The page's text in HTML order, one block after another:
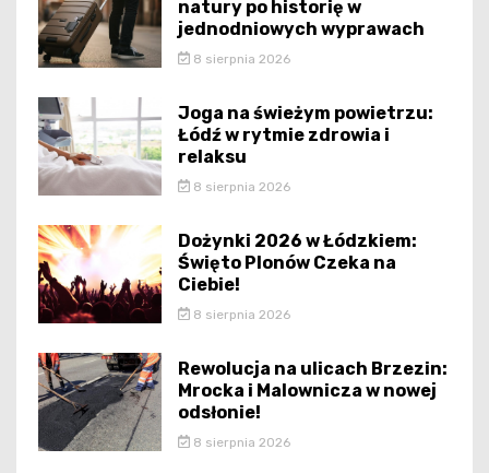
natury po historię w
jednodniowych wyprawach
8 sierpnia 2026
Joga na świeżym powietrzu:
Łódź w rytmie zdrowia i
relaksu
8 sierpnia 2026
Dożynki 2026 w Łódzkiem:
Święto Plonów Czeka na
Ciebie!
8 sierpnia 2026
Rewolucja na ulicach Brzezin:
Mrocka i Malownicza w nowej
odsłonie!
8 sierpnia 2026